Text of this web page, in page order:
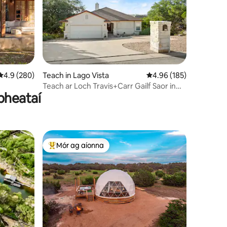
4.9 as 5, 280 léirmheas
4.9 (280)
Teach in Lago Vista Meánrátáil 4.96 as 5,
4.96 (185)
Teach ar Loch Travis+Carr Gailf Saor in
An-mhór ag aíonna
Mór ag aíonna